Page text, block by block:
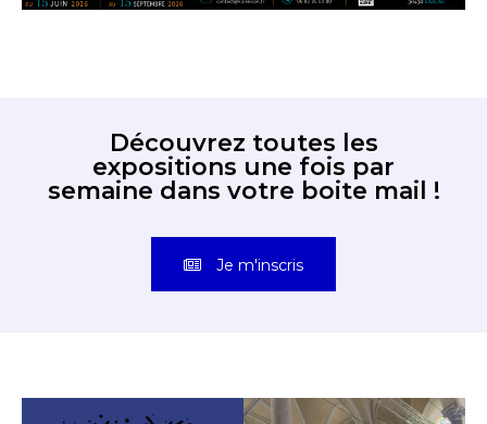
Découvrez toutes les
expositions une fois par
semaine dans votre boite mail !
Je m'inscris